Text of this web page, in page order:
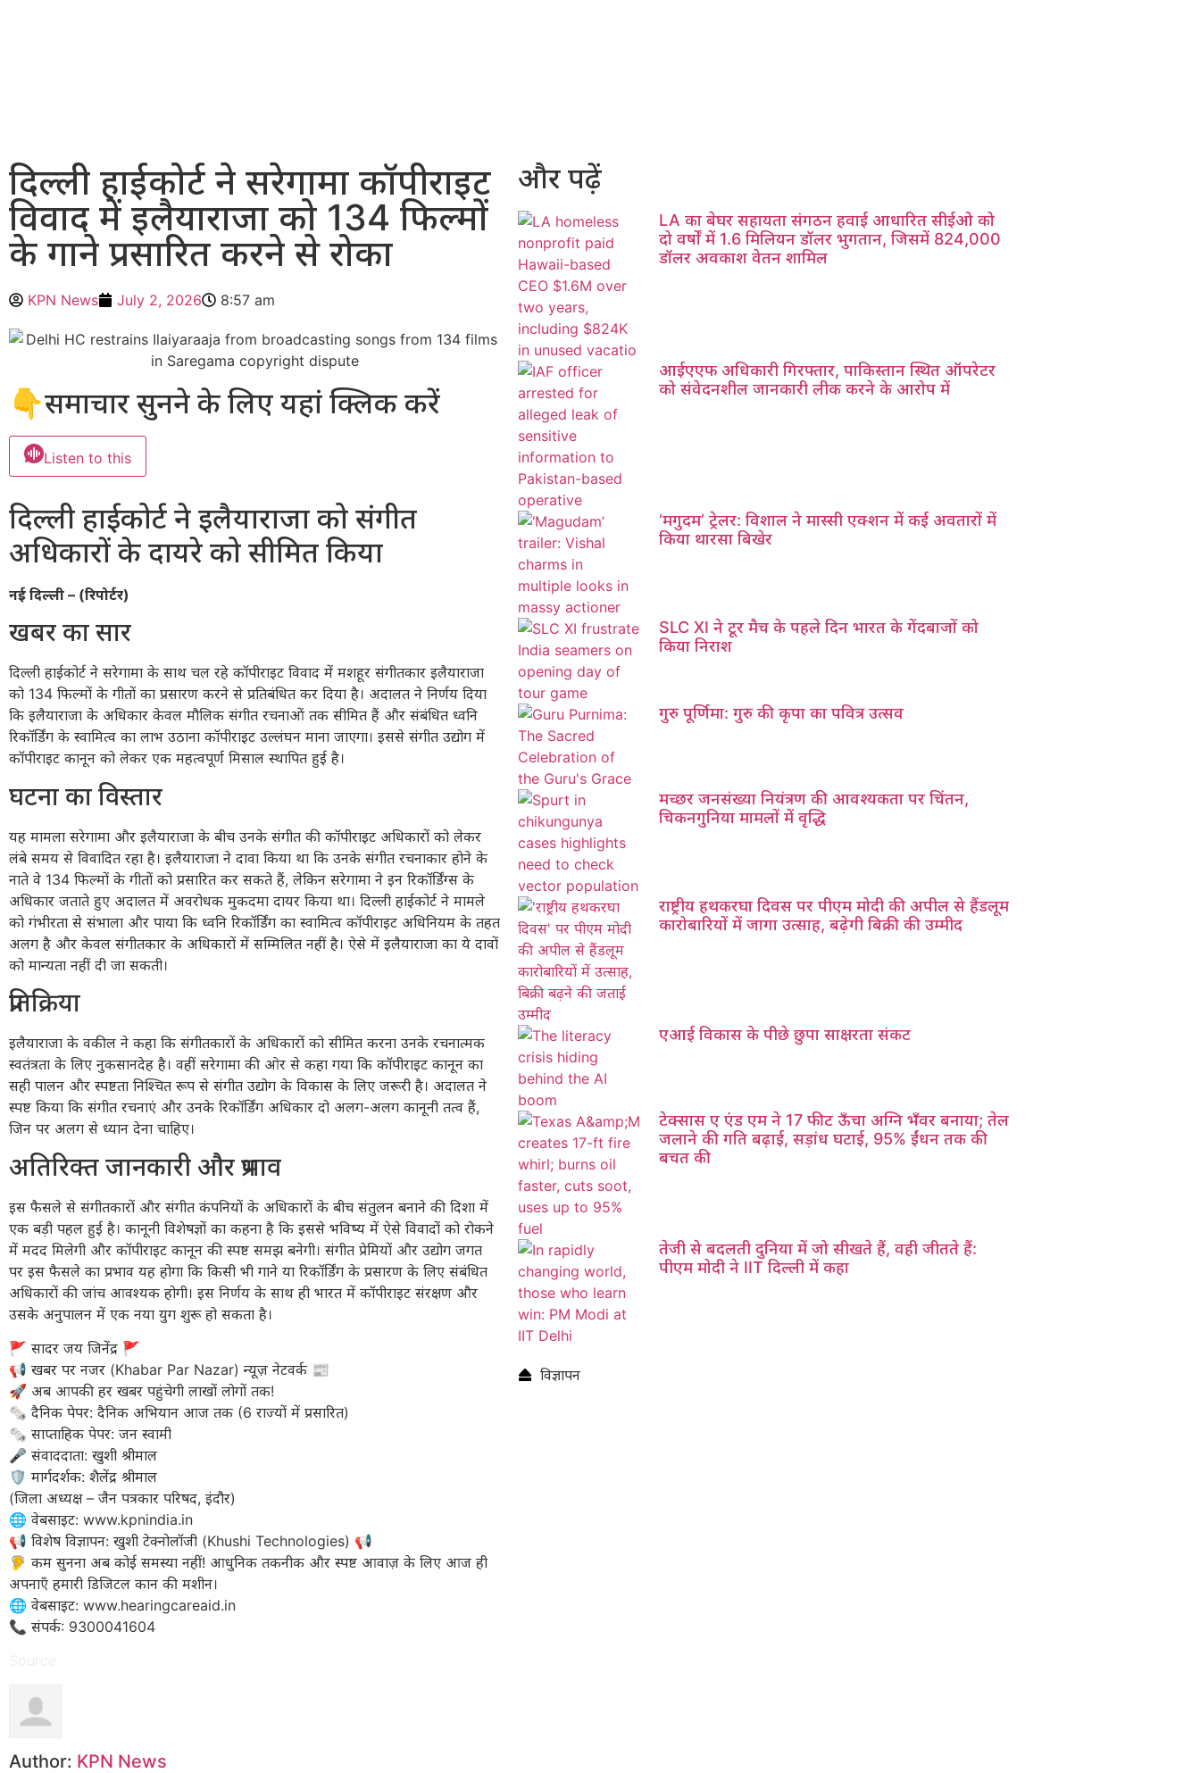
दिल्ली हाईकोर्ट ने सरेगामा कॉपीराइट
विवाद में इलैयाराजा को 134 फिल्मों
के गाने प्रसारित करने से रोका
KPN News July 2, 2026 8:57 am
👇समाचार सुनने के लिए यहां क्लिक करें
Listen to this
दिल्ली हाईकोर्ट ने इलैयाराजा को संगीत
अधिकारों के दायरे को सीमित किया
नई दिल्ली – (रिपोर्टर)
खबर का सार
दिल्ली हाईकोर्ट ने सरेगामा के साथ चल रहे कॉपीराइट विवाद में मशहूर संगीतकार इलैयाराजा
को 134 फिल्मों के गीतों का प्रसारण करने से प्रतिबंधित कर दिया है। अदालत ने निर्णय दिया
कि इलैयाराजा के अधिकार केवल मौलिक संगीत रचनाओं तक सीमित हैं और संबंधित ध्वनि
रिकॉर्डिंग के स्वामित्व का लाभ उठाना कॉपीराइट उल्लंघन माना जाएगा। इससे संगीत उद्योग में
कॉपीराइट कानून को लेकर एक महत्वपूर्ण मिसाल स्थापित हुई है।
घटना का विस्तार
यह मामला सरेगामा और इलैयाराजा के बीच उनके संगीत की कॉपीराइट अधिकारों को लेकर
लंबे समय से विवादित रहा है। इलैयाराजा ने दावा किया था कि उनके संगीत रचनाकार होने के
नाते वे 134 फिल्मों के गीतों को प्रसारित कर सकते हैं, लेकिन सरेगामा ने इन रिकॉर्डिंग्स के
अधिकार जताते हुए अदालत में अवरोधक मुकदमा दायर किया था। दिल्ली हाईकोर्ट ने मामले
को गंभीरता से संभाला और पाया कि ध्वनि रिकॉर्डिंग का स्वामित्व कॉपीराइट अधिनियम के तहत
अलग है और केवल संगीतकार के अधिकारों में सम्मिलित नहीं है। ऐसे में इलैयाराजा का ये दावों
को मान्यता नहीं दी जा सकती।
प्रतिक्रिया
इलैयाराजा के वकील ने कहा कि संगीतकारों के अधिकारों को सीमित करना उनके रचनात्मक
स्वतंत्रता के लिए नुकसानदेह है। वहीं सरेगामा की ओर से कहा गया कि कॉपीराइट कानून का
सही पालन और स्पष्टता निश्चित रूप से संगीत उद्योग के विकास के लिए जरूरी है। अदालत ने
स्पष्ट किया कि संगीत रचनाएं और उनके रिकॉर्डिंग अधिकार दो अलग-अलग कानूनी तत्व हैं,
जिन पर अलग से ध्यान देना चाहिए।
अतिरिक्त जानकारी और प्रभाव
इस फैसले से संगीतकारों और संगीत कंपनियों के अधिकारों के बीच संतुलन बनाने की दिशा में
एक बड़ी पहल हुई है। कानूनी विशेषज्ञों का कहना है कि इससे भविष्य में ऐसे विवादों को रोकने
में मदद मिलेगी और कॉपीराइट कानून की स्पष्ट समझ बनेगी। संगीत प्रेमियों और उद्योग जगत
पर इस फैसले का प्रभाव यह होगा कि किसी भी गाने या रिकॉर्डिंग के प्रसारण के लिए संबंधित
अधिकारों की जांच आवश्यक होगी। इस निर्णय के साथ ही भारत में कॉपीराइट संरक्षण और
उसके अनुपालन में एक नया युग शुरू हो सकता है।
​🚩 सादर जय जिनेंद्र 🚩
​📢 खबर पर नजर (Khabar Par Nazar) न्यूज़ नेटवर्क 📰
🚀 अब आपकी हर खबर पहुंचेगी लाखों लोगों तक!
​🗞️ दैनिक पेपर: दैनिक अभियान आज तक (6 राज्यों में प्रसारित)
🗞️ साप्ताहिक पेपर: जन स्वामी
​🎤 संवाददाता: खुशी श्रीमाल
🛡️ मार्गदर्शक: शैलेंद्र श्रीमाल
(जिला अध्यक्ष – जैन पत्रकार परिषद, इंदौर)
​🌐 वेबसाइट: www.kpnindia.in
​📢 विशेष विज्ञापन: खुशी टेक्नोलॉजी (Khushi Technologies) 📢
🦻 कम सुनना अब कोई समस्या नहीं! आधुनिक तकनीक और स्पष्ट आवाज़ के लिए आज ही
अपनाएँ हमारी डिजिटल कान की मशीन।
​🌐 वेबसाइट: www.hearingcareaid.in
📞 संपर्क: 9300041604
Author: KPN News
और पढ़ें
LA का बेघर सहायता संगठन हवाई आधारित सीईओ को
दो वर्षों में 1.6 मिलियन डॉलर भुगतान, जिसमें 824,000
डॉलर अवकाश वेतन शामिल
आईएएफ अधिकारी गिरफ्तार, पाकिस्तान स्थित ऑपरेटर
को संवेदनशील जानकारी लीक करने के आरोप में
‘मगुदम’ ट्रेलर: विशाल ने मास्सी एक्शन में कई अवतारों में
किया थारसा बिखेर
SLC XI ने टूर मैच के पहले दिन भारत के गेंदबाजों को
किया निराश
गुरु पूर्णिमा: गुरु की कृपा का पवित्र उत्सव
मच्छर जनसंख्या नियंत्रण की आवश्यकता पर चिंतन,
चिकनगुनिया मामलों में वृद्धि
राष्ट्रीय हथकरघा दिवस पर पीएम मोदी की अपील से हैंडलूम
कारोबारियों में जागा उत्साह, बढ़ेगी बिक्री की उम्मीद
एआई विकास के पीछे छुपा साक्षरता संकट
टेक्सास ए एंड एम ने 17 फीट ऊँचा अग्नि भँवर बनाया; तेल
जलाने की गति बढ़ाई, सड़ांध घटाई, 95% ईंधन तक की
बचत की
तेजी से बदलती दुनिया में जो सीखते हैं, वही जीतते हैं:
पीएम मोदी ने IIT दिल्ली में कहा
विज्ञापन